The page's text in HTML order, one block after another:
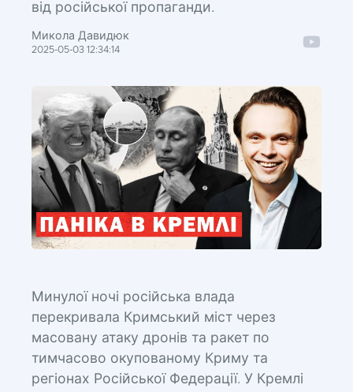
від російської пропаганди.
Микола Давидюк
2025-05-03 12:34:14
Минулої ночі російська влада
перекривала Кримський міст через
масовану атаку дронів та ракет по
тимчасово окупованому Криму та
регіонах Російської Федерації. У Кремлі